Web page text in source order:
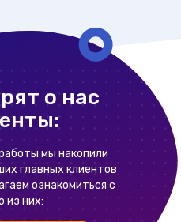
о нас
мы накопили
главных клиентов
ознакомиться с
из них: